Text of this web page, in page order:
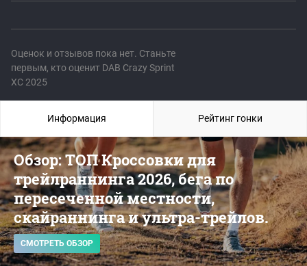
Оценок и отзывов пока нет. Станьте
первым, кто оценит DAB Crazy Sprint
XC 2025
Обзор: ТОП Кроссовки для
трейлраннинга 2026, бега по
пересеченной местности,
скайраннинга и ультра-трейлов.
СМОТРЕТЬ ОБЗОР
Информация Рейтинг гонки